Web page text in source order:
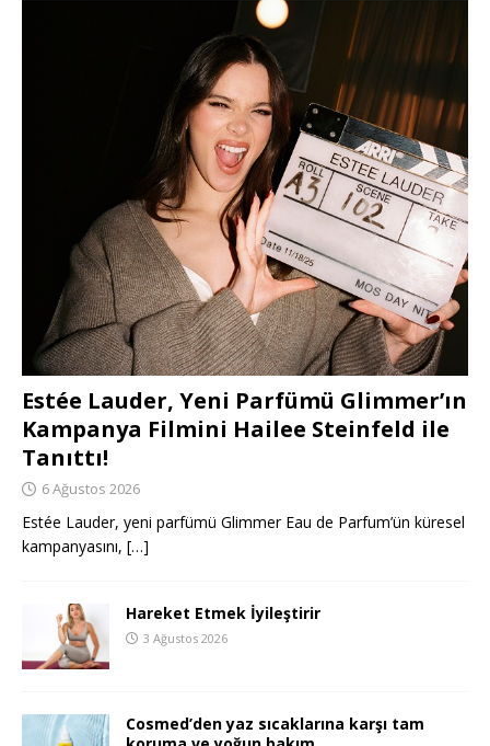
Estée Lauder, Yeni Parfümü Glimmer’ın
Kampanya Filmini Hailee Steinfeld ile
Tanıttı!
6 Ağustos 2026
Estée Lauder, yeni parfümü Glimmer Eau de Parfum’ün küresel
kampanyasını, […]
Hareket Etmek İyileştirir
3 Ağustos 2026
Cosmed’den yaz sıcaklarına karşı tam